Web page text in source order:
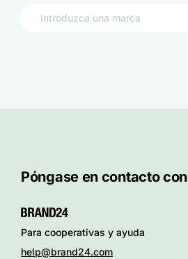
Póngase en contacto con
Para cooperativas y ayuda
help@brand24.com